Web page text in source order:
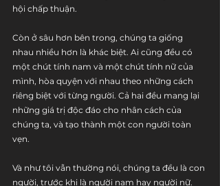
hội chấp thuận.
Còn ở sâu hơn bên trong, chúng ta giống
nhau nhiều hơn là khác biệt. Ai cũng đều có
một chút tính nam và một chút tính nữ của
mình, hòa quyện với nhau theo những cách
riêng biệt với từng người. Cả hai đều mang lại
những giá trị độc đáo cho nhân cách của
chúng ta, và tạo thành một con người toàn
vẹn.
Và như tôi vẫn thường nói, chúng ta đều là con
người, trước khi là người nam hay người nữ.